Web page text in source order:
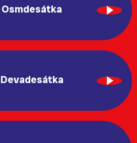
Osmdesátka
Devadesátka